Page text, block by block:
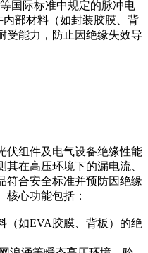
国际标准中规定的脉冲电
内部材料（如封装胶膜、背
受能力，防止因绝缘失效导
伏组件及电气设备绝缘性能
在高压环境下的漏电流、
符合安全标准并预防因绝缘
核心功能包括：
（如EVA胶膜、背板）的绝